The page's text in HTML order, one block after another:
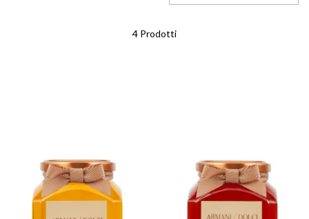
4 Prodotti